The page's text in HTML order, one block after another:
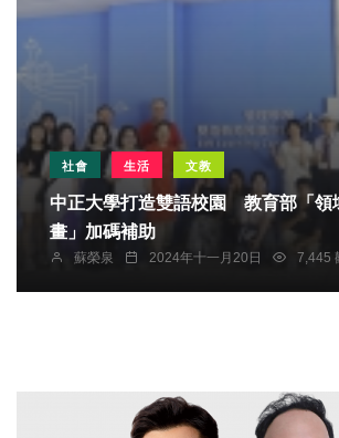
社會 生活 文教
中正大學打造雙語校園 教育部「領
畫」加碼補助
蘇榮泉 2024年十一月20日 7,445